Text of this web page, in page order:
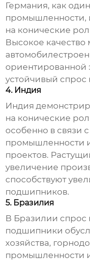
Германия, как
промышленности,
на конические
Высокое
устойчивый
4. Индия
Индия
на конические
особенно в связи
промышленности
проектов.
увеличение
способствуют
подшипников.
5. Бразилия
В Бразилии спрос
подшипники
хозяйства,
промышленности